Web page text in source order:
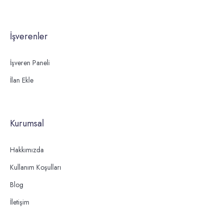
İşverenler
İşveren Paneli
İlan Ekle
Kurumsal
Hakkımızda
Kullanım Koşulları
Blog
İletişim